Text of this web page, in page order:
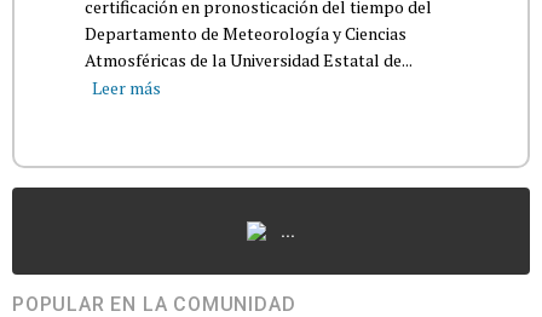
certificación en pronosticación del tiempo del
Departamento de Meteorología y Ciencias
Atmosféricas de la Universidad Estatal de...
Leer más
...
POPULAR EN LA COMUNIDAD